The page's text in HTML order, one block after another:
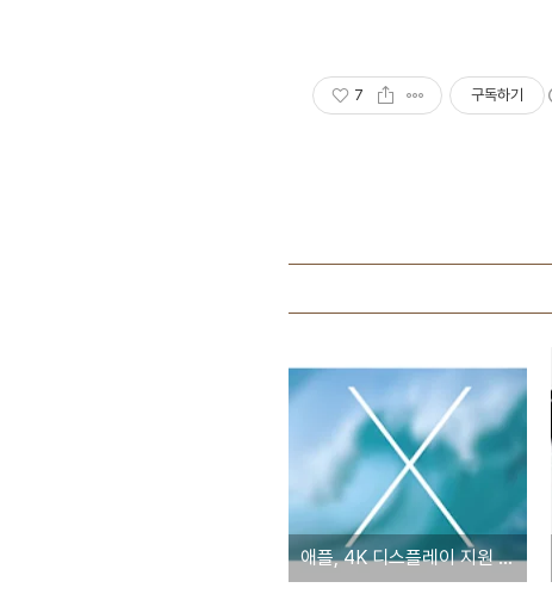
7 구독하기
애플, 4K 디스플레이 지원 강화한 OS X 매버릭스 10.9.3 베타 버전 공개. '썬더볼트 디스플레이 2 나오나?'